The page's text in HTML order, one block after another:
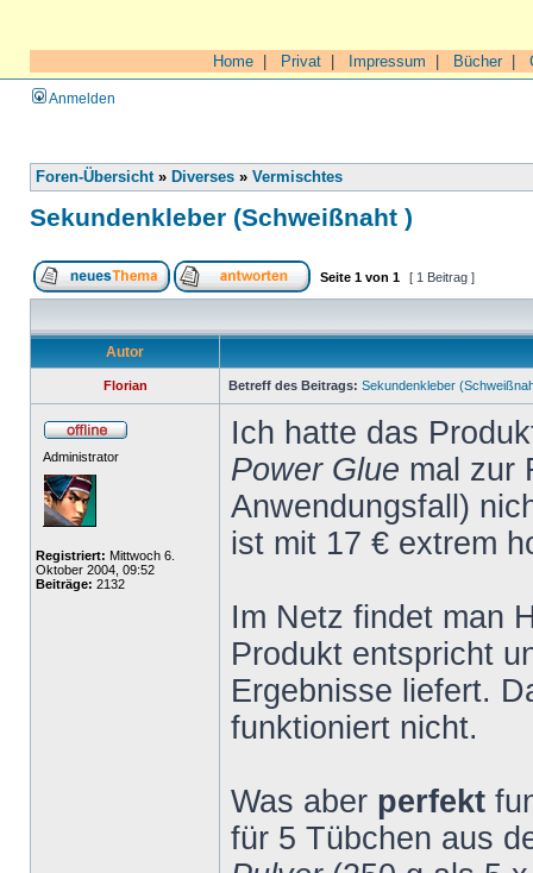
Home Privat Impressum Bücher|
Anmelden
Foren-Übersicht» Diverses » Vermischtes
Sekundenkleber (Schweißnaht )
Seite 1 von 1 [ 1 Beitrag ]
Autor
Florian Betreff des Beitrags: Sekundenkleber
Administrator
Registriert: Mittwoch 6.
Oktober 2004, 09:52
Beiträge: 2132
Ich hatte das
Power Glue mal zur
Anwendungsfall)
ist mit 17 € extrem
Im Netz findet man
Produkt entspricht
Ergebnisse liefert.
funktioniert nicht.
Was aber perfekt
für 5 Tübchen aus